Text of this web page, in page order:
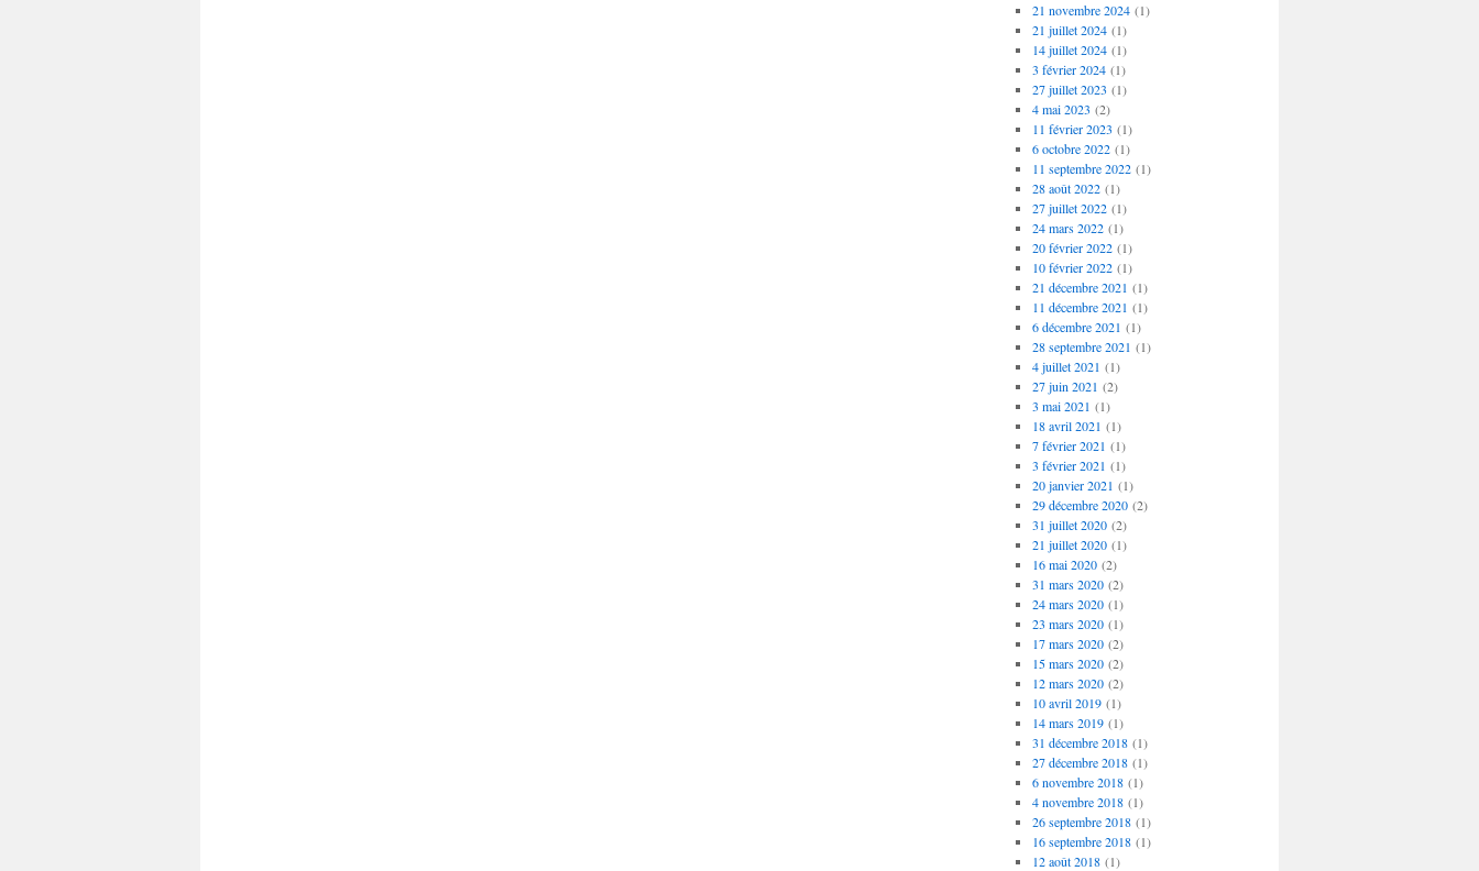
21 novembre 2024(1)
21 juillet 2024(1)
14 juillet 2024(1)
3 février 2024(1)
27 juillet 2023 (1)
4 mai 2023 (2)
11 février 2023 (1)
6 octobre 2022(1)
11 septembre 2022(1)
28 août 2022(1)
27 juillet 2022(1)
24 mars 2022(1)
20 février 2022(1)
10 février 2022(1)
21 décembre 2021 (1)
11 décembre 2021 (1)
6 décembre 2021 (1)
28 septembre 2021 (1)
4 juillet 2021 (1)
27 juin 2021 (2)
3 mai 2021 (1)
18 avril 2021 (1)
7 février 2021 (1)
3 février 2021 (1)
20 janvier 2021 (1)
29 décembre 2020(2)
31 juillet 2020(2)
21 juillet 2020(1)
16 mai 2020(2)
31 mars 2020(2)
24 mars 2020(1)
23 mars 2020(1)
17 mars 2020(2)
15 mars 2020(2)
12 mars 2020(2)
10 avril 2019(1)
14 mars 2019(1)
31 décembre 2018(1)
27 décembre 2018(1)
6 novembre 2018(1)
4 novembre 2018(1)
26 septembre 2018(1)
16 septembre 2018(1)
12 août 2018(1)